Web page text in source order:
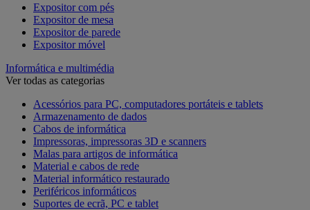
Expositor com pés
Expositor de mesa
Expositor de parede
Expositor móvel
Informática e multimédia
Ver todas as categorias
Acessórios para PC, computadores portáteis e tablets
Armazenamento de dados
Cabos de informática
Impressoras, impressoras 3D e scanners
Malas para artigos de informática
Material e cabos de rede
Material informático restaurado
Periféricos informáticos
Suportes de ecrã, PC e tablet